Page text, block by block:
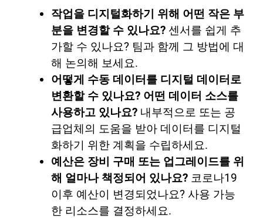
작업을 디지털화하기 위해 어떤 작은 부
분을 변경할 수 있나요? 센서를 쉽게 추
가할 수 있나요? 팀과 함께 그 방법에 대
해 논의해 보세요.
어떻게 수동 데이터를 디지털 데이터로
변환할 수 있나요? 어떤 데이터 소스를
사용하고 있나요? 내부적으로 또는 공
급업체의 도움을 받아 데이터를 디지털
화하기 위한 계획을 수립하세요.
예산은 장비 구매 또는 업그레이드를 위
해 얼마나 책정되어 있나요? 코로나19
이후 예산이 변경되었나요? 사용 가능
한 리소스를 결정하세요.